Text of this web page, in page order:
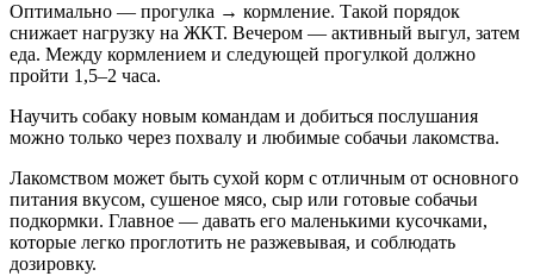
Оптимально — прогулка → кормление. Такой порядок
снижает нагрузку на ЖКТ. Вечером — активный выгул, затем
еда. Между кормлением и следующей прогулкой должно
пройти 1,5–2 часа.
Научить собаку новым командам и добиться послушания
можно только через похвалу и любимые собачьи лакомства.
Лакомством может быть сухой корм с отличным от основного
питания вкусом, сушеное мясо, сыр или готовые собачьи
подкормки. Главное — давать его маленькими кусочками,
которые легко проглотить не разжевывая, и соблюдать
дозировку.